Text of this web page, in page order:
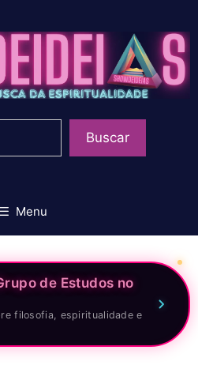
Buscar
Menu
de Estudos no
filosofia, espiritualidade e